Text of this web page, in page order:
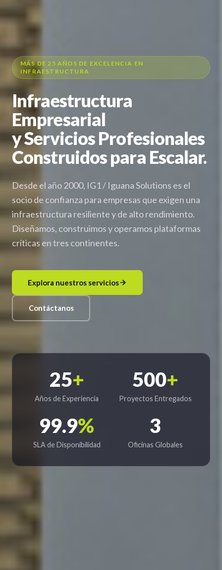
MÁS DE 25 AÑOS DE EXCELENCIA EN
INFRAESTRUCTURA
Infraestructura
Empresarial
y Servicios Profesionales
Construidos para Escalar.
Desde el año 2000, IG1 / Iguana Solutions es el
socio de confianza para empresas que exigen una
infraestructura resiliente y de alto rendimiento.
Diseñamos, construimos y operamos plataformas
críticas en tres continentes.
Explora nuestros servicios
Contáctanos
25+
Años de Experiencia
500+
Proyectos Entregados
99.9%
SLA de Disponibilidad
3
Oficinas Globales